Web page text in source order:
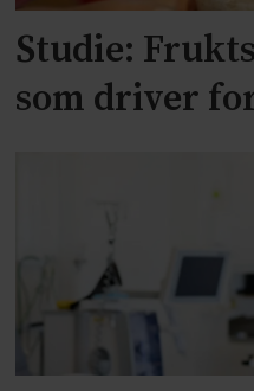
Studie:
som driver